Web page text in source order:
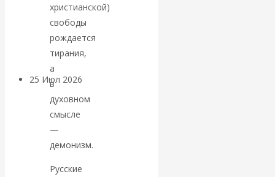
Америка
покинуть НАТО?
25 Июл 2026
«Об этом
молчат»:
христианской)
свободы
рождается
тирания,
а
в
духовном
смысле
—
демонизм.
Русские